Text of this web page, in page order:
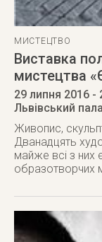
МИСТЕЦТВО
Виставка
мистецтва
29 липня 2016 -
Львівський
Живопис,
Дванадцять
майже всі з них
образотворчих